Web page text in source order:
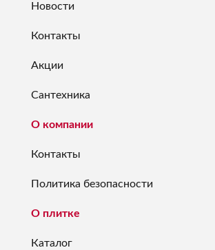
Новости
Контакты
Акции
Сантехника
О компании
Контакты
Политика безопасности
О плитке
Каталог